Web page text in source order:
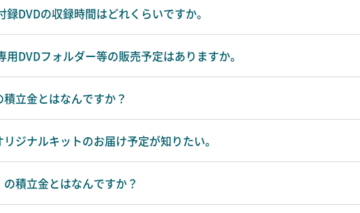
DVDの収録時間はどれくらいですか。
DVDフォルダー等の販売予定はありますか。
立金とはなんですか？
ジナルキットのお届け予定が知りたい。
積立金とはなんですか？